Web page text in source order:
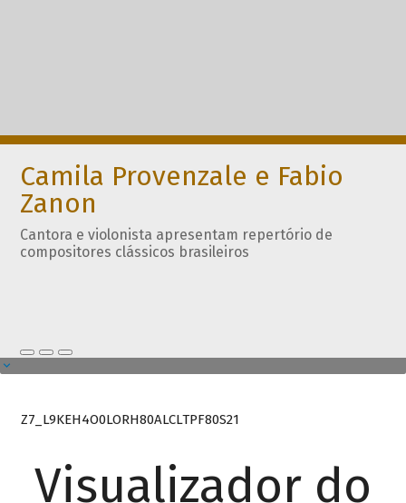
Camila Provenzale e Fabio
Zanon
Cantora e violonista apresentam repertório de
compositores clássicos brasileiros
Z7_L9KEH4O0LORH80ALCLTPF80S21
Visualizador do